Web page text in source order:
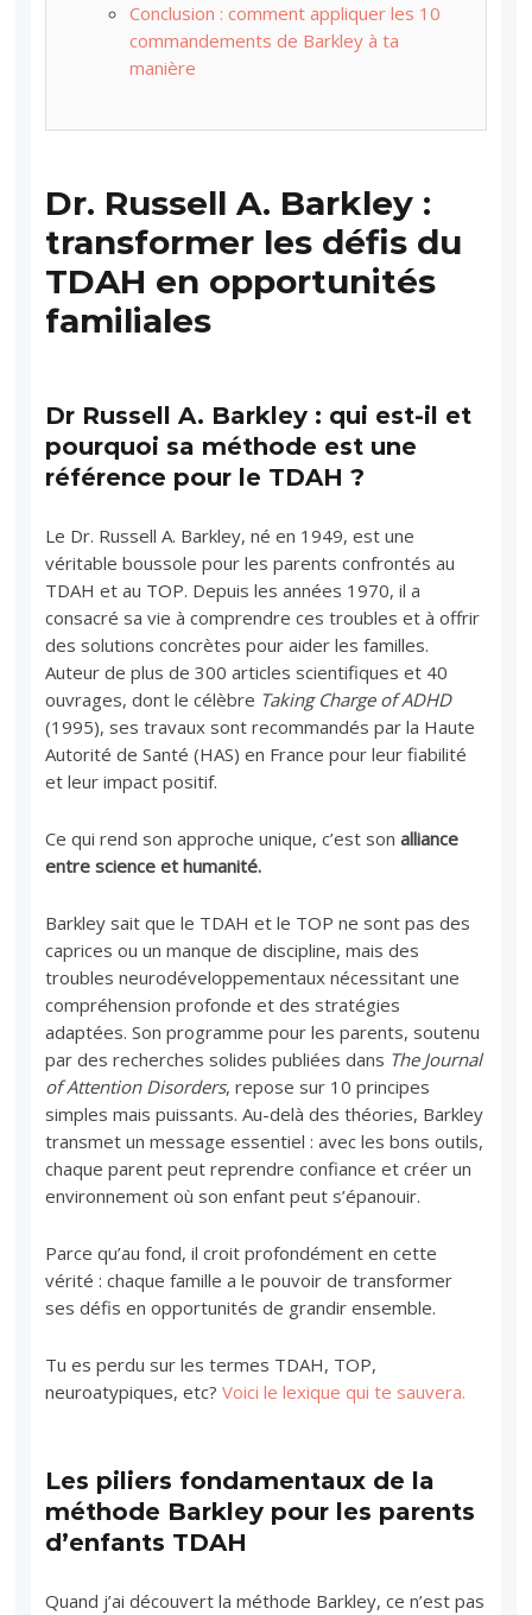
Conclusion : comment appliquer les 10
commandements de Barkley à ta
manière
Dr. Russell A. Barkley :
transformer les défis du
TDAH en opportunités
familiales
Dr Russell A. Barkley : qui est-il et
pourquoi sa méthode est une
référence pour le TDAH ?
Le Dr. Russell A. Barkley, né en 1949, est une
véritable boussole pour les parents confrontés au
TDAH et au TOP. Depuis les années 1970, il a
consacré sa vie à comprendre ces troubles et à offrir
des solutions concrètes pour aider les familles.
Auteur de plus de 300 articles scientifiques et 40
ouvrages, dont le célèbre Taking Charge of ADHD
(1995), ses travaux sont recommandés par la Haute
Autorité de Santé (HAS) en France pour leur fiabilité
et leur impact positif.
Ce qui rend son approche unique, c’est sonalliance
entre science et humanité.
Barkley sait que le TDAH et le TOP ne sont pas des
caprices ou un manque de discipline, mais des
troubles neurodéveloppementaux nécessitant une
compréhension profonde et des stratégies
adaptées. Son programme pour les parents, soutenu
par des recherches solides publiées dans The Journal
of Attention Disorders, repose sur 10 principes
simples mais puissants. Au-delà des théories, Barkley
transmet un message essentiel : avec les bons outils,
chaque parent peut reprendre confiance et créer un
environnement où son enfant peut s’épanouir.
Parce qu’au fond, il croit profondément en cette
vérité : chaque famille a le pouvoir de transformer
ses défis en opportunités de grandir ensemble.
Tu es perdu sur les termes TDAH, TOP,
neuroatypiques, etc?Voici le lexique qui te sauvera.
Les piliers fondamentaux de la
méthode Barkley pour les parents
d’enfants TDAH
Quand j’ai découvert la méthode Barkley, ce n’est pas